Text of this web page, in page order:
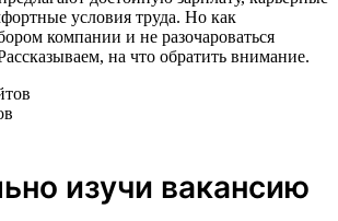
условия труда. Но как
компании и не разочароваться
на что обратить внимание.
изучи вакансию